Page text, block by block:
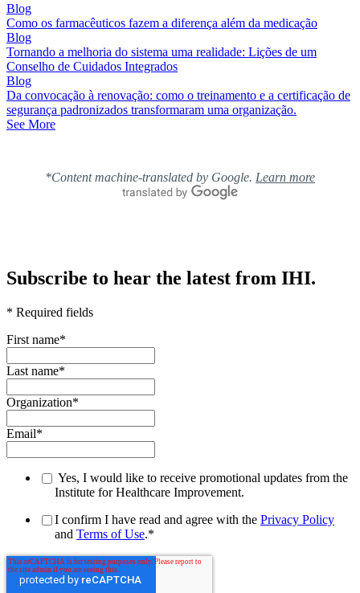
Blog
Como os farmacêuticos fazem a diferença além da medicação
Blog
Tornando a melhoria do sistema uma realidade: Lições de um
Conselho de Cuidados Integrados
Blog
Da convocação à renovação: como o treinamento e a certificação de
segurança padronizados transformaram uma organização.
See More
*Content machine-translated by Google. Learn more
Subscribe to hear the latest from IHI.
* Required fields
First name*
Last name*
Organization*
Email*
Yes, I would like to receive promotional updates from the
Institute for Healthcare Improvement.
I confirm I have read and agree with the Privacy Policy
and Terms of Use.*